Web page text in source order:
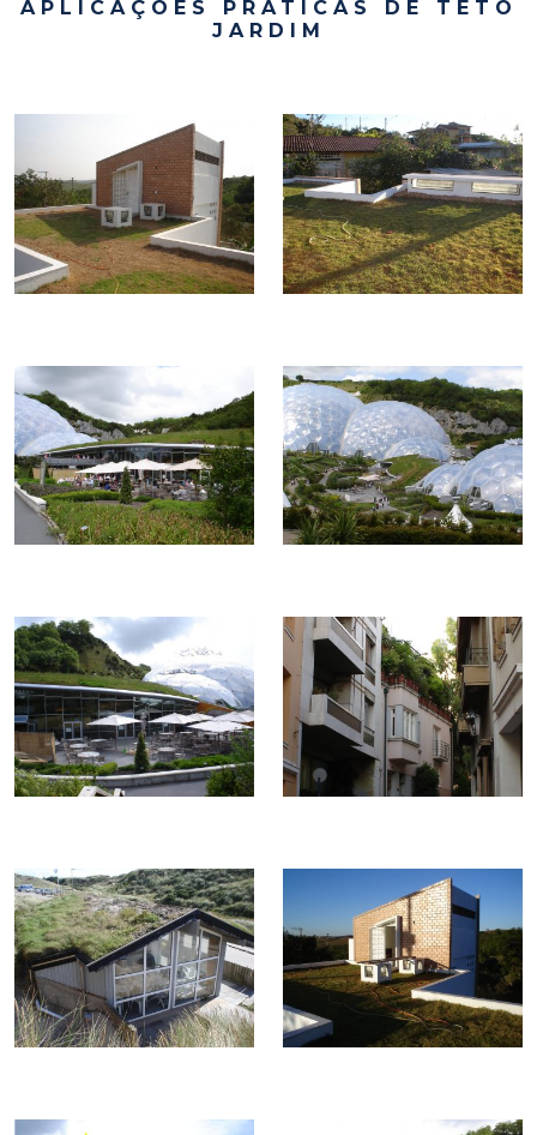
APLICAÇÕES PRÁTICAS DE TETO
JARDIM